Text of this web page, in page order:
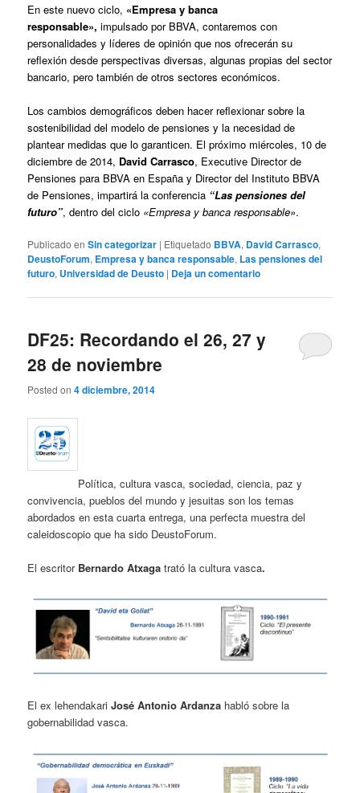
En este nuevo ciclo, «Empresa y banca
responsable»,impulsado por BBVA, contaremos con
personalidades y líderes de opinión que nos ofrecerán su
reflexión desde perspectivas diversas, algunas propias del sector
bancario, pero también de otros sectores económicos.
Los cambios demográficos deben hacer reflexionar sobre la
sostenibilidad del modelo de pensiones y la necesidad de
plantear medidas que lo garanticen. El próximo miércoles, 10 de
diciembre de 2014, David Carrasco, Executive Director de
Pensiones para BBVA en España y Director del Instituto BBVA
de Pensiones, impartirá la conferencia “Las pensiones del
futuro”, dentro del ciclo «Empresa y banca responsable».
Publicado en Sin categorizar | Etiquetado BBVA, David Carrasco,
DeustoForum, Empresa y banca responsable, Las pensiones del
futuro, Universidad de Deusto | Deja un comentario
DF25: Recordando el 26, 27 y
28 de noviembre
Posted on4 diciembre, 2014
Política, cultura vasca, sociedad, ciencia, paz y
convivencia, pueblos del mundo y jesuitas son los temas
abordados en esta cuarta entrega, una perfecta muestra del
caleidoscopio que ha sido DeustoForum.
El escritor Bernardo Atxagatrató la cultura vasca.
El ex lehendakariJosé Antonio Ardanza habló sobre la
gobernabilidad vasca.